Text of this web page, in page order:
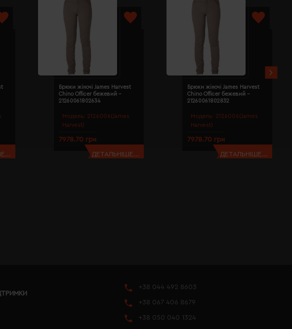
Модель: 2126006(James
Harvest)
Брюки жіночі James Harvest
Chino Officer бежевий -
21260061802634
7978.70 грн
ДЕТАЛЬНІШЕ...
Модель: 2126006(James
Harvest)
Брюки жіночі James Harvest
Chino Officer бежевий -
21260061802832
7978.70 грн
ДЕТАЛЬНІШЕ...
+38 044 492 8603
+38 067 406 8679
+38 050 040 1324